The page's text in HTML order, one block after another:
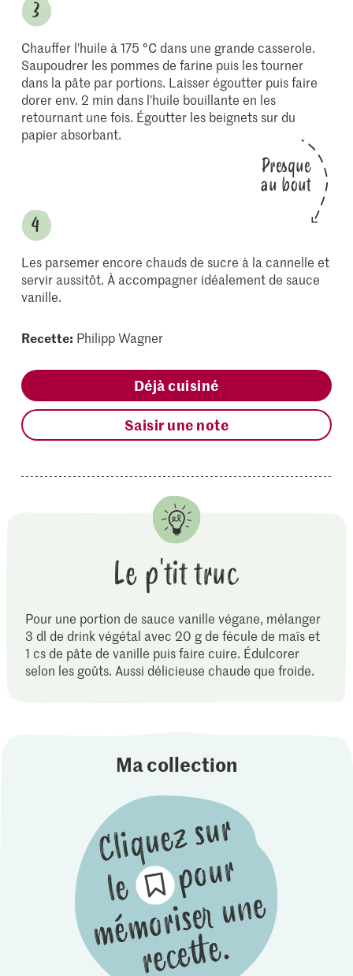
Chauffer l'huile à 175 °C dans une grande casserole.
Saupoudrer les pommes de farine puis les tourner
dans la pâte par portions. Laisser égoutter puis faire
dorer env. 2 min dans l'huile bouillante en les
retournant une fois. Égoutter les beignets sur du
papier absorbant.
Presque
au bout
Les parsemer encore chauds de sucre à la cannelle et
servir aussitôt. À accompagner idéalement de sauce
vanille.
Recette: Philipp Wagner
Déjà cuisiné
Saisir une note
Le p'tit truc
Pour une portion de sauce vanille végane, mélanger
3 dl de drink végétal avec 20 g de fécule de maïs et
1 cs de pâte de vanille puis faire cuire. Édulcorer
selon les goûts. Aussi délicieuse chaude que froide.
Ma collection